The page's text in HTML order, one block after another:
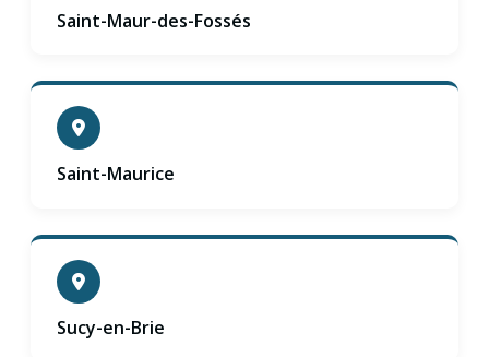
Saint-Maur-des-Fossés
Saint-Maurice
Sucy-en-Brie